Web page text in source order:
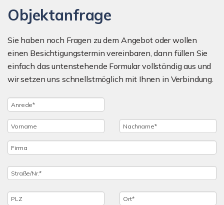
Objektanfrage
Sie haben noch Fragen zu dem Angebot oder wollen
einen Besichtigungstermin vereinbaren, dann füllen Sie
einfach das untenstehende Formular vollständig aus und
wir setzen uns schnellstmöglich mit Ihnen in Verbindung.